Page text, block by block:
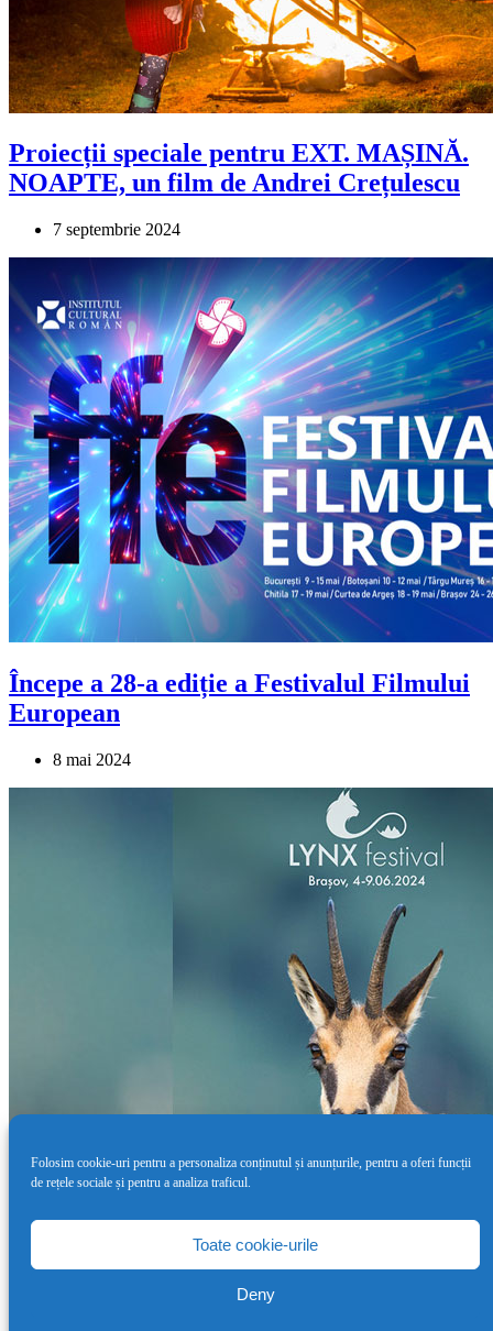
Proiecții speciale pentru EXT. MAȘINĂ.
NOAPTE, un film de Andrei Crețulescu
7 septembrie 2024
Începe a 28-a ediție a Festivalul Filmului
European
8 mai 2024
Cea de-a doua ediție LYNX Festival va
avea loc între 4 – 9 iunie
Folosim cookie-uri pentru a personaliza conținutul și anunțurile, pentru a oferi funcții
de rețele sociale și pentru a analiza traficul.
Toate cookie-urile
Deny